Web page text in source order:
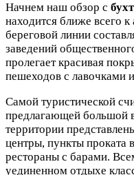
Начнем наш обзор с
находится ближе всего
береговой линии
заведений
пролегает красивая
пешеходов с лавочками
Самой туристической
предлагающей большой
территории
центры, пункты проката
рестораны с барами.
уединенном отдыхе